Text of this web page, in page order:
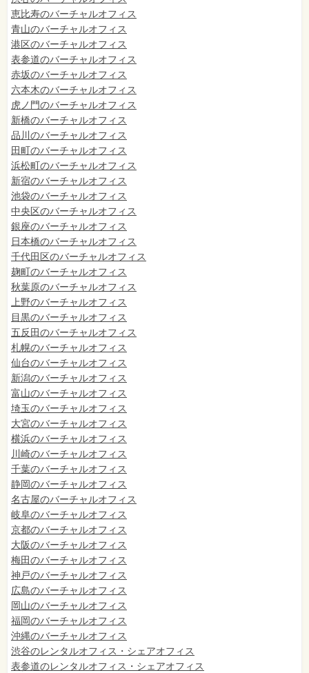
恵比寿のバーチャルオフィス
青山のバーチャルオフィス
港区のバーチャルオフィス
表参道のバーチャルオフィス
赤坂のバーチャルオフィス
六本木のバーチャルオフィス
虎ノ門のバーチャルオフィス
新橋のバーチャルオフィス
品川のバーチャルオフィス
田町のバーチャルオフィス
浜松町のバーチャルオフィス
新宿のバーチャルオフィス
池袋のバーチャルオフィス
中央区のバーチャルオフィス
銀座のバーチャルオフィス
日本橋のバーチャルオフィス
千代田区のバーチャルオフィス
麹町のバーチャルオフィス
秋葉原のバーチャルオフィス
上野のバーチャルオフィス
目黒のバーチャルオフィス
五反田のバーチャルオフィス
札幌のバーチャルオフィス
仙台のバーチャルオフィス
新潟のバーチャルオフィス
富山のバーチャルオフィス
埼玉のバーチャルオフィス
大宮のバーチャルオフィス
横浜のバーチャルオフィス
川崎のバーチャルオフィス
千葉のバーチャルオフィス
静岡のバーチャルオフィス
名古屋のバーチャルオフィス
岐阜のバーチャルオフィス
京都のバーチャルオフィス
大阪のバーチャルオフィス
梅田のバーチャルオフィス
神戸のバーチャルオフィス
広島のバーチャルオフィス
岡山のバーチャルオフィス
福岡のバーチャルオフィス
沖縄のバーチャルオフィス
渋谷のレンタルオフィス・シェアオフィス
表参道のレンタルオフィス・シェアオフィス